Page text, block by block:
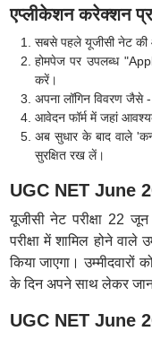
एप्लीकेशन करेक्शन
सबसे पहले यूजीसी नेट की
होमपेज पर उपलब्ध
करें।
अपना लॉगिन विवरण जैसे
आवेदन फॉर्म में जहां
अब सुधार के बाद वाले
सुरक्षित रख लें।
UGC NET June
यूजीसी नेट परीक्षा 22
परीक्षा में शामिल होने वाले
किया जाएगा। उम्मीदवारों
के दिन अपने साथ लेकर
UGC NET June